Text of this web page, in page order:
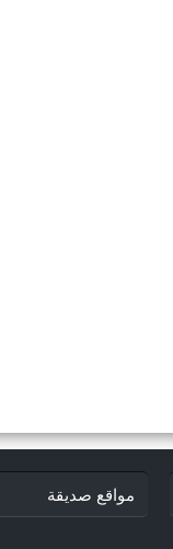
مواقع صديقة